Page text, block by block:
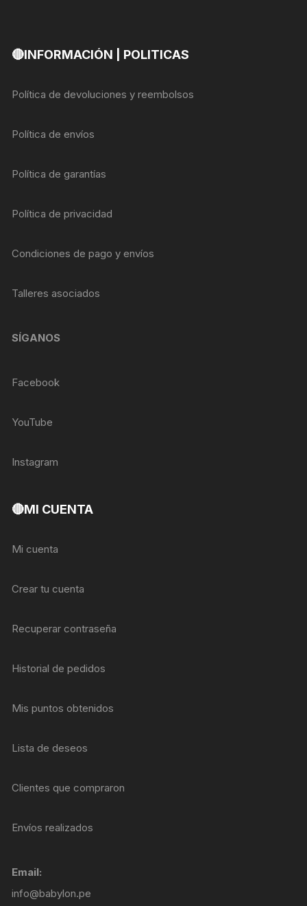
🔴INFORMACIÓN | POLITICAS
Política de devoluciones y reembolsos
Política de envíos
Política de garantías
Política de privacidad
Condiciones de pago y envíos
Talleres asociados
SÍGANOS
Facebook
YouTube
Instagram
🔴MI CUENTA
Mi cuenta
Crear tu cuenta
Recuperar contraseña
Historial de pedidos
Mis puntos obtenidos
Lista de deseos
Clientes que compraron
Envíos realizados
Email:
info@babylon.pe